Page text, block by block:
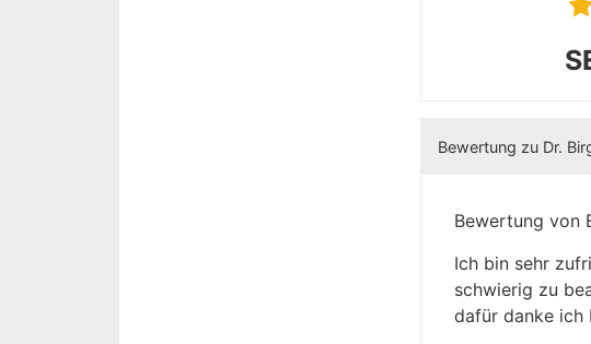
Bewertung zu Dr.
Bewertung von
Ich bin sehr
schwierig zu
dafür danke ich